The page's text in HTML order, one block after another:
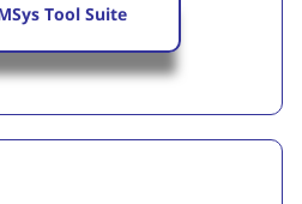
Tool Suite